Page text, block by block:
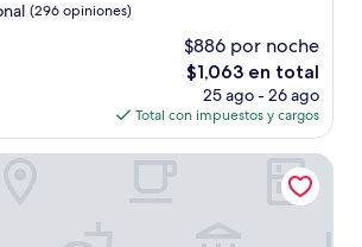
(296 opiniones)
$886 por noche
El
precio
actual
es
de
$1,063 en total
25 ago - 26 ago
Total con impuestos y cargos